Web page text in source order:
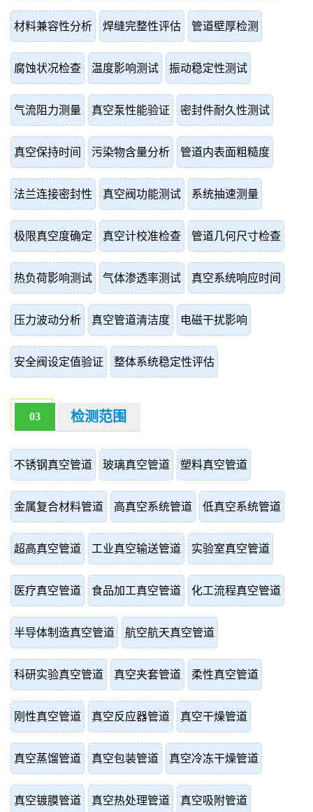
材料兼容性分析 焊缝完整性评估 管道壁厚检测
腐蚀状况检查 温度影响测试 振动稳定性测试
气流阻力测量 真空泵性能验证 密封件耐久性测试
真空保持时间 污染物含量分析 管道内表面粗糙度
法兰连接密封性 真空阀功能测试 系统抽速测量
极限真空度确定 真空计校准检查 管道几何尺寸检查
热负荷影响测试 气体渗透率测试 真空系统响应时间
压力波动分析 真空管道清洁度 电磁干扰影响
安全阀设定值验证 整体系统稳定性评估
03 检测范围
不锈钢真空管道 玻璃真空管道 塑料真空管道
金属复合材料管道 高真空系统管道 低真空系统管道
超高真空管道 工业真空输送管道 实验室真空管道
医疗真空管道 食品加工真空管道 化工流程真空管道
半导体制造真空管道 航空航天真空管道
科研实验真空管道 真空夹套管道 柔性真空管道
刚性真空管道 真空反应器管道 真空干燥管道
真空蒸馏管道 真空包装管道 真空冷冻干燥管道
真空镀膜管道 真空热处理管道 真空吸附管道